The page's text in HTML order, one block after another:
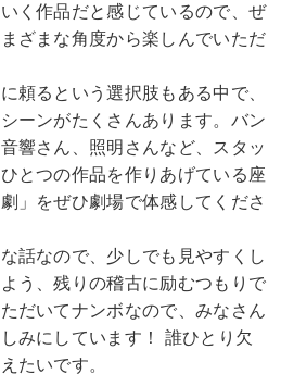
く作品だと感じているので、ぜ
ざまな角度から楽しんでいただ
るという選択肢もある中で、
ーンがたくさんあります。バン
響さん、照明さんなど、スタッ
とつの作品を作りあげている座
」をぜひ劇場で体感してくださ
話なので、少しでも見やすくし
う、残りの稽古に励むつもりで
だいてナンボなので、みなさん
みにしています！ 誰ひとり欠
たいです。